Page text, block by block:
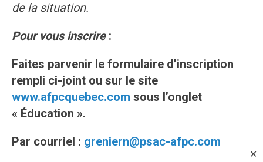
✕
de la situation.
Pour vous inscrire:
Faites parvenir le formulaire d’inscription
rempli ci-joint ou sur le site
www.afpcquebec.com sous l’onglet
« Éducation ».
Par courriel : greniern@psac-afpc.com